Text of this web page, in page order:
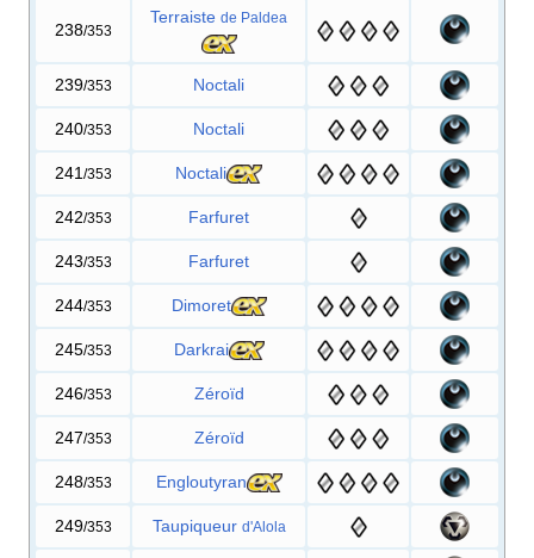
238/353
Terraiste de Paldea
239/353 Noctali
240/353 Noctali
241 /353 Noctali
242/353 Farfuret
243/353 Farfuret
244/353 Dimoret
245/353 Darkrai
246/353 Zéroïd
247/353 Zéroïd
248/353 Engloutyran
249/353 Taupiqueur d'Alola